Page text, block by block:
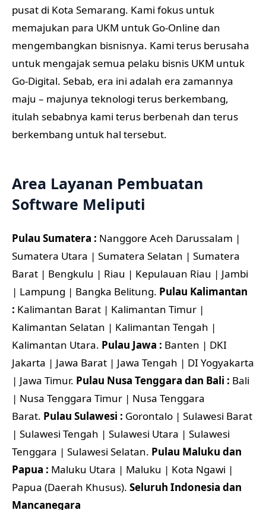
pusat di Kota Semarang. Kami fokus untuk
memajukan para UKM untuk Go-Online dan
mengembangkan bisnisnya. Kami terus berusaha
untuk mengajak semua pelaku bisnis UKM untuk
Go-Digital. Sebab, era ini adalah era zamannya
maju – majunya teknologi terus berkembang,
itulah sebabnya kami terus berbenah dan terus
berkembang untuk hal tersebut.
Area Layanan Pembuatan
Software Meliputi
Pulau Sumatera : Nanggore Aceh Darussalam |
Sumatera Utara | Sumatera Selatan | Sumatera
Barat | Bengkulu | Riau | Kepulauan Riau | Jambi
| Lampung | Bangka Belitung. Pulau Kalimantan
: Kalimantan Barat | Kalimantan Timur |
Kalimantan Selatan | Kalimantan Tengah |
Kalimantan Utara. Pulau Jawa : Banten | DKI
Jakarta | Jawa Barat | Jawa Tengah | DI Yogyakarta
| Jawa Timur. Pulau Nusa Tenggara dan Bali : Bali
| Nusa Tenggara Timur | Nusa Tenggara
Barat. Pulau Sulawesi : Gorontalo | Sulawesi Barat
| Sulawesi Tengah | Sulawesi Utara | Sulawesi
Tenggara | Sulawesi Selatan. Pulau Maluku dan
Papua : Maluku Utara | Maluku | Kota Ngawi |
Papua (Daerah Khusus). Seluruh Indonesia dan
Mancanegara